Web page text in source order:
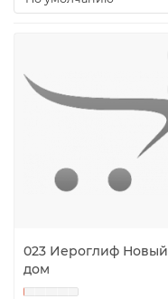
023 Иероглиф Новый
дом